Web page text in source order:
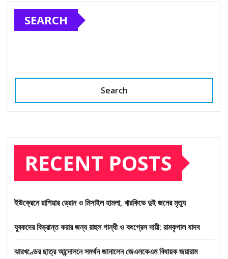
SEARCH
Search
RECENT POSTS
ইউক্রেনে রাশিয়ার ড্রোন ও মিসাইল হামলা, খারকিভে দুই জনের মৃত্যু
যুবকদের বিভ্রান্ত করার জন্য রাহুল গান্ধী ও কংগ্রেস দায়ী: রামকৃপাল যাদব
ঝারখণ্ডের ছাত্র আন্দোলনে সমর্থন জানালেন জেএলকেএম বিধায়ক জয়ারাম